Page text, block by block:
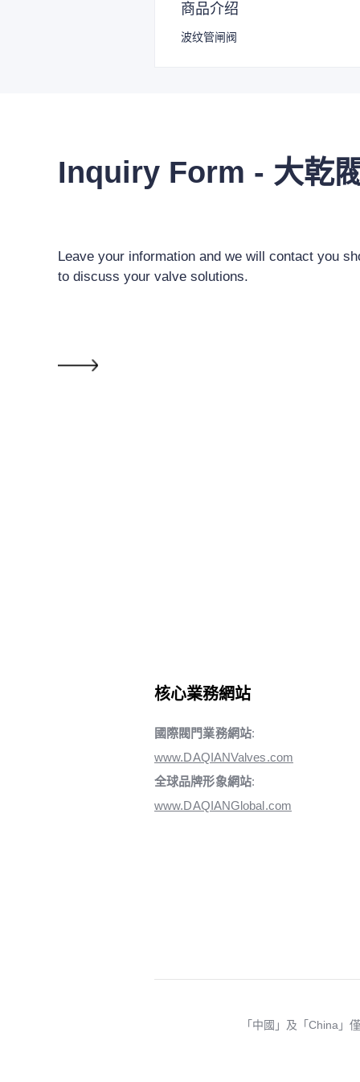
商品介绍
波纹管闸阀
Inquiry Form - 大乾
Leave your information and we will contact you
to discuss your valve solutions.
核心業務網站
國際閥門業務網站:
www.DAQIANValves.com
全球品牌形象網站:
www.DAQIANGlobal.com
「中國」及「China」